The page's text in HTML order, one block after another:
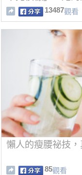
13487觀看
懶人的瘦腰祕技，
85觀看